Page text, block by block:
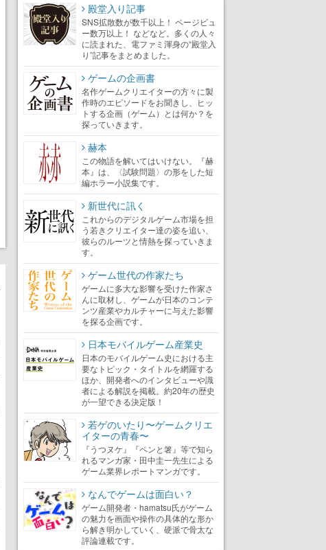
殿堂入り記事
SNS拡散数が数千以上！ ページビュ
ー数万以上！ などなど。多くの人々
に読まれた、電ファミ渾身の“殿堂入
り”記事をまとめました。
ゲームの企画書
名作ゲームクリエイターの方々に製
作時のエピソードをお聞きし、ヒッ
トする企画（ゲーム）とは何か？を
探っていきます。
赫本
この物語を解いてはいけない。『赫
本』は、〈試験問題〉の形をした短
編ホラー小説集です。
新世代に訊く
これからのデジタルゲーム市場を担
う若きクリエイター達の姿を追い、
彼らのルーツと情熱を探っていきま
す。
ゲーム世代の作家たち
ゲームに多大な影響を受けた作家さ
んに取材し、ゲームが日本のコンテ
ンツ産業やカルチャーに与えた影響
を探る企画です。
日本モバイルゲーム産業史
日本のモバイルゲーム史における主
要なトピック・タイトルを網羅する
ほか、開発者へのインタビューや識
者による解説を掲載。約20年の歴史
が一望できる決定版！
若ゲのいたり〜ゲームクリエ
イターの青春〜
『うつヌケ』『ペンと箸』等で知ら
れるマンガ家・田中圭一先生による
ゲーム業界レポートマンガです。
なんでゲームは面白い？
ゲーム開発者・hamatsu氏がゲーム
の魅力を画面や操作の具体的な形か
ら解き明かしていく、硬派で骨太な
評論連載です。